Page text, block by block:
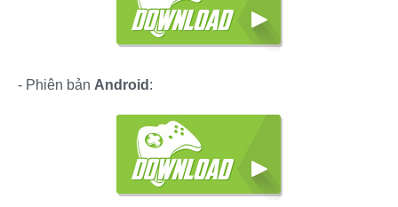
- Phiên bản Android :